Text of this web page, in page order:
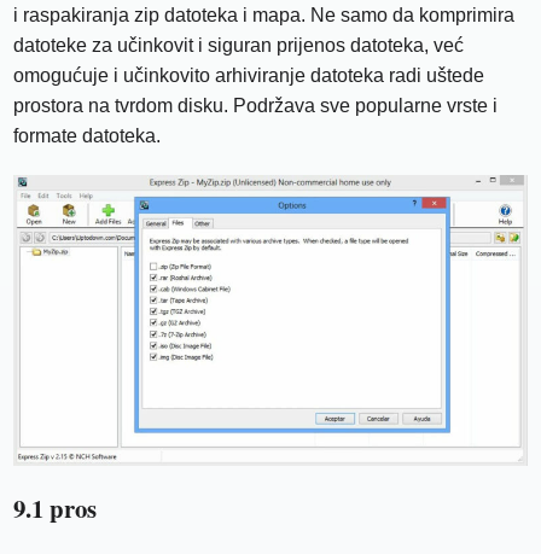
i raspakiranja zip datoteka i mapa. Ne samo da komprimira
datoteke za učinkovit i siguran prijenos datoteka, već
omogućuje i učinkovito arhiviranje datoteka radi uštede
prostora na tvrdom disku. Podržava sve popularne vrste i
formate datoteka.
9.1 pros